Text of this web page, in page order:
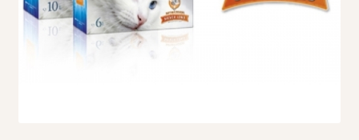
Επικοινωνία